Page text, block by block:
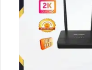
âm và loa tích hợp,
trình lớn.Camera giá
đêm thông minh.
giải 2.0 MP, xem Full
chống ngược sáng,